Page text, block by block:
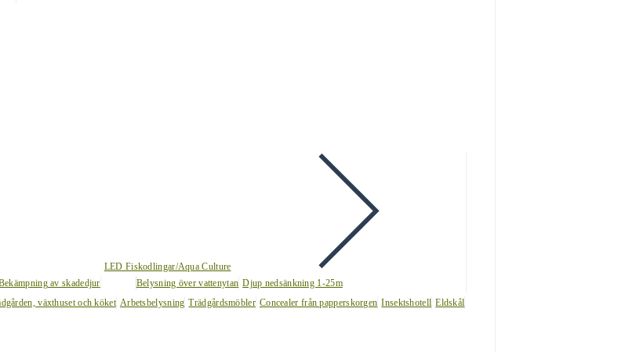
av skadedjur
LED Fiskodlingar/Aqua Culture
Belysning över vattenytan Djup nedsänkning 1-25m
växthuset och köket Arbetsbelysning Trädgårdsmöbler Concealer från papperskorgen Insektshotell Eldskål